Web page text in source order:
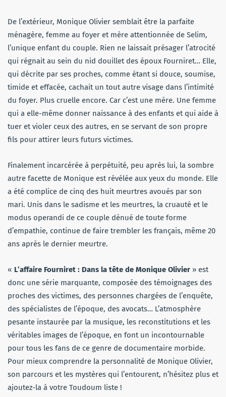
De l’extérieur, Monique Olivier semblait être la parfaite
ménagère, femme au foyer et mère attentionnée de Selim,
l’unique enfant du couple. Rien ne laissait présager l’atrocité
qui régnait au sein du nid douillet des époux Fourniret… Elle,
qui décrite par ses proches, comme étant si douce, soumise,
timide et effacée, cachait un tout autre visage dans l’intimité
du foyer. Plus cruelle encore. Car c’est une mère. Une femme
qui a elle-même donner naissance à des enfants et qui aide à
tuer et violer ceux des autres, en se servant de son propre
fils pour attirer leurs futurs victimes.
Finalement incarcérée à perpétuité, peu après lui, la sombre
autre facette de Monique est révélée aux yeux du monde. Elle
a été complice de cinq des huit meurtres avoués par son
mari. Unis dans le sadisme et les meurtres, la cruauté et le
modus operandi de ce couple dénué de toute forme
d’empathie, continue de faire trembler les français, même 20
ans après le dernier meurtre.
« L’affaire Fourniret : Dans la tête de Monique Olivier » est
donc une série marquante, composée des témoignages des
proches des victimes, des personnes chargées de l’enquête,
des spécialistes de l’époque, des avocats… L’atmosphère
pesante instaurée par la musique, les reconstitutions et les
véritables images de l’époque, en font un incontournable
pour tous les fans de ce genre de documentaire morbide.
Pour mieux comprendre la personnalité de Monique Olivier,
son parcours et les mystères qui l’entourent, n’hésitez plus et
ajoutez-la à votre Toudoum liste !